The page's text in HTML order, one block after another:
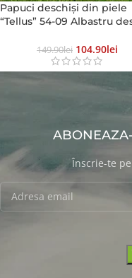
Papuci deschiși din piele
“Tellus” 54-09 Albastru
149.90Lei 104.90Lei
Înscrie-te